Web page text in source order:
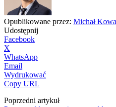
Opublikowane przez: Michał
Udostępnij
Facebook
X
WhatsApp
Email
Wydrukować
Copy URL
Poprzedni artykuł